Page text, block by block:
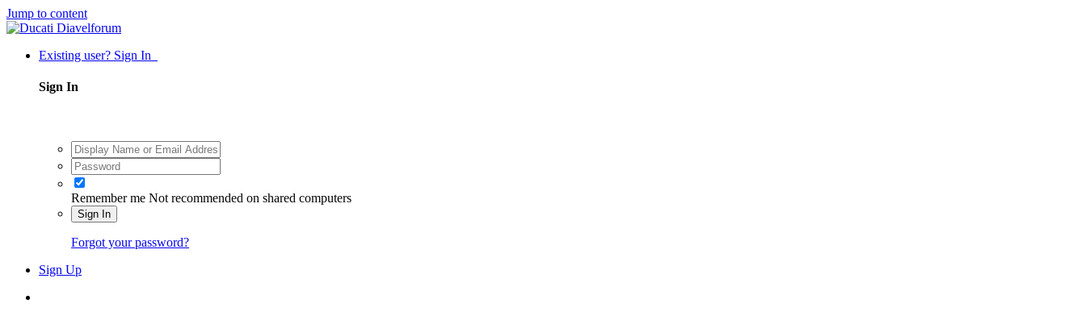
Jump to content
Existing user? Sign In
Sign In
Remember me Not recommended on shared computers
Sign In
Forgot your password?
Sign Up